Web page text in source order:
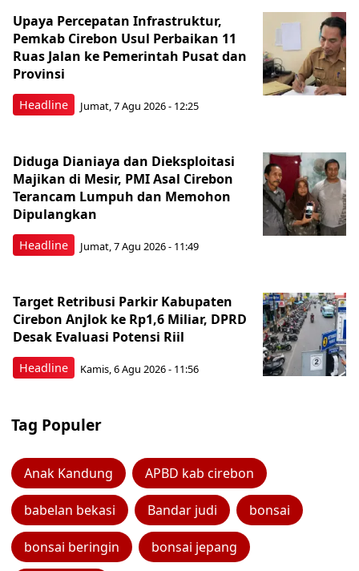
Headline
Upaya Percepatan Infrastruktur,
Pemkab Cirebon Usul Perbaikan 11
Ruas Jalan ke Pemerintah Pusat dan
Provinsi
Jumat, 7 Agu 2026 - 12:25
Headline
Diduga Dianiaya dan Dieksploitasi
Majikan di Mesir, PMI Asal Cirebon
Terancam Lumpuh dan Memohon
Dipulangkan
Jumat, 7 Agu 2026 - 11:49
Headline
Target Retribusi Parkir Kabupaten
Cirebon Anjlok ke Rp1,6 Miliar, DPRD
Desak Evaluasi Potensi Riil
Kamis, 6 Agu 2026 - 11:56
Tag Populer
Anak Kandung APBD kab cirebon
babelan bekasi Bandar judi bonsai
bonsai beringin bonsai jepang